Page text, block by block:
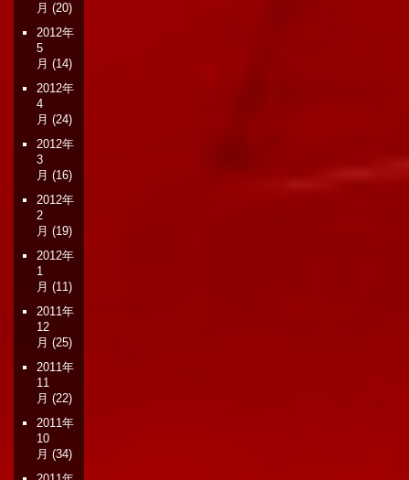
月 (20)
2012年
5
月 (14)
2012年
4
月 (24)
2012年
3
月 (16)
2012年
2
月 (19)
2012年
1
月 (11)
2011年
12
月 (25)
2011年
11
月 (22)
2011年
10
月 (34)